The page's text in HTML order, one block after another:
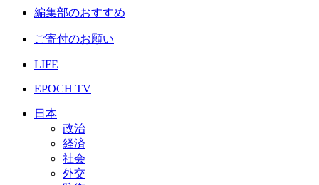
編集部のおすすめ
ご寄付のお願い
LIFE
EPOCH TV
日本
政治
経済
社会
外交